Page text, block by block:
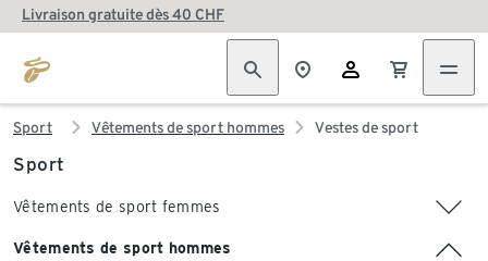
Livraison gratuite dès 40 CHF
Sport Vêtements de sport hommes Vestes de sport
Sport
Vêtements de sport femmes
Vêtements de sport hommes